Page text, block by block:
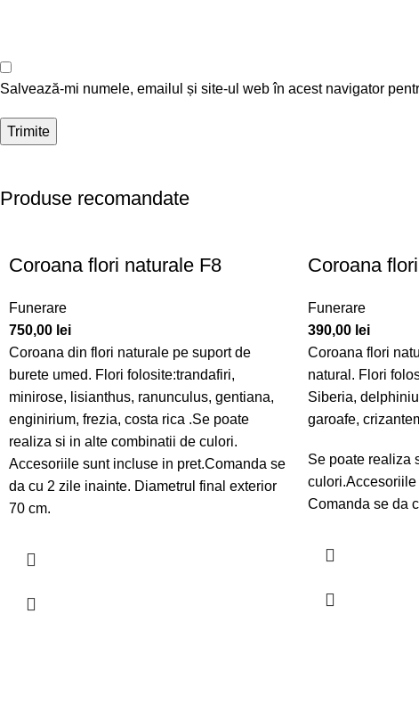
Salvează-mi numele, emailul și site-ul web în acest navigator
Produse recomandate
Coroana flori naturale F8
Funerare
750,00 lei
Coroana din flori naturale pe suport de
burete umed. Flori folosite:trandafiri,
minirose, lisianthus, ranunculus, gentiana,
enginirium, frezia, costa rica .Se poate
realiza si in alte combinatii de culori.
Accesoriile sunt incluse in pret.Comanda se
da cu 2 zile inainte. Diametrul final exterior
70 cm.
Coroana
Funerare
390,00 lei
Coroana flori
natural. Flori
Siberia,
garoafe,
Se poate realiza
Comanda se da